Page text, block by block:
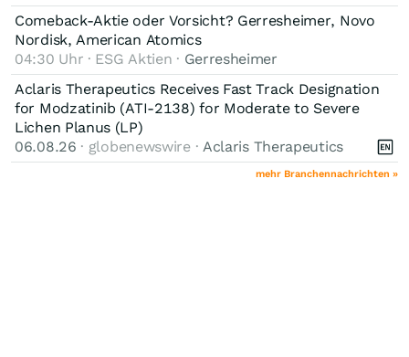
Comeback-Aktie oder Vorsicht? Gerresheimer, Novo
Nordisk, American Atomics
04:30 Uhr · ESG Aktien · Gerresheimer
Aclaris Therapeutics Receives Fast Track Designation
for Modzatinib (ATI-2138) for Moderate to Severe
Lichen Planus (LP)
06.08.26 · globenewswire · Aclaris Therapeutics
mehr Branchennachrichten »